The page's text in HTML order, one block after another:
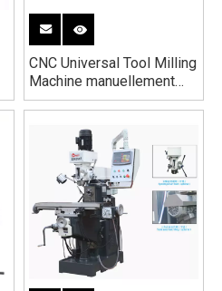
CNC Universal Tool Milling
Machine manuellement
xkf8130